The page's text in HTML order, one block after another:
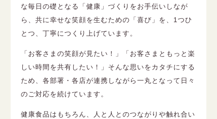
な毎日の礎となる「健康」づくりをお手伝いしなが
ら、共に幸せな笑顔を生むための「喜び」を、1つひ
とつ、丁寧につくり上げています。
「お客さまの笑顔が見たい！」「お客さまともっと楽
しい時間を共有したい！」そんな思いをカタチにする
ため、各部署・各店が連携しながら一丸となって日々
のご対応を続けています。
健康食品はもちろん、人と人とのつながりや触れ合い